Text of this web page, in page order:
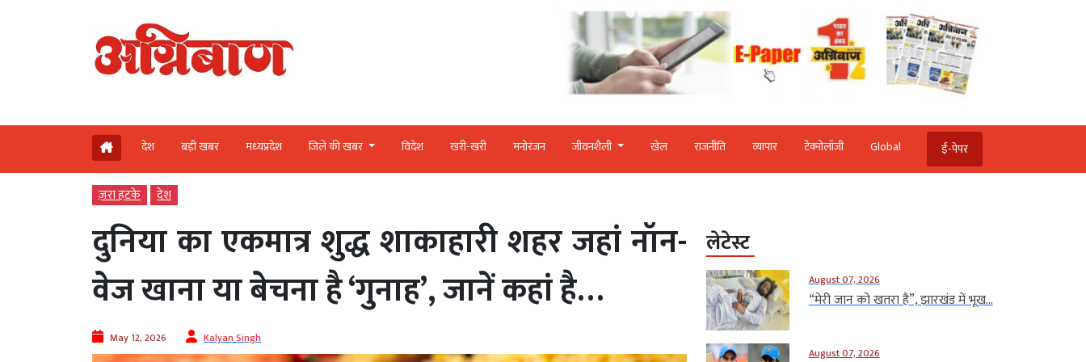
देश बड़ी खबर मध्‍यप्रदेश जिले की खबर विदेश खरी-खरी मनोरंजन जीवनशैली खेल राजनीति व्‍यापार टेक्‍नोलॉजी Global ई-पेपर
ज़रा हटके देश
दुनिया का एकमात्र शुद्ध शाकाहारी शहर जहां नॉन-
वेज खाना या बेचना है ‘गुनाह’, जानें कहां है…
May 12, 2026 Kalyan Singh
लेटेस्ट
August 07, 2026
“मेरी जान को खतरा है”, झारखंड में भूख...
August 07, 2026